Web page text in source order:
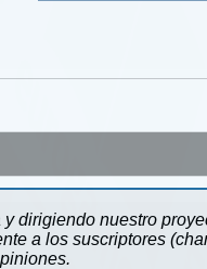
dirigiendo nuestro
a los suscriptores